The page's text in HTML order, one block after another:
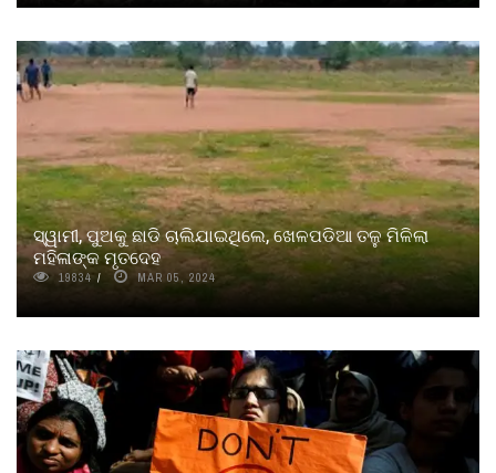
ସ୍ୱାମୀ, ପୁଅକୁ ଛାଡି ଚାଲିଯାଇଥିଲେ, ଖେଳପଡିଆ ତଳୁ ମିଳିଲା
ମହିଳାଙ୍କ ମୃତଦେହ
19834 MAR 05, 2024